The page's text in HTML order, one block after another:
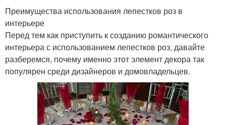
Преимущества использования лепестков роз в
интерьере
Перед тем как приступить к созданию романтического
интерьера с использованием лепестков роз, давайте
разберемся, почему именно этот элемент декора так
популярен среди дизайнеров и домовладельцев.